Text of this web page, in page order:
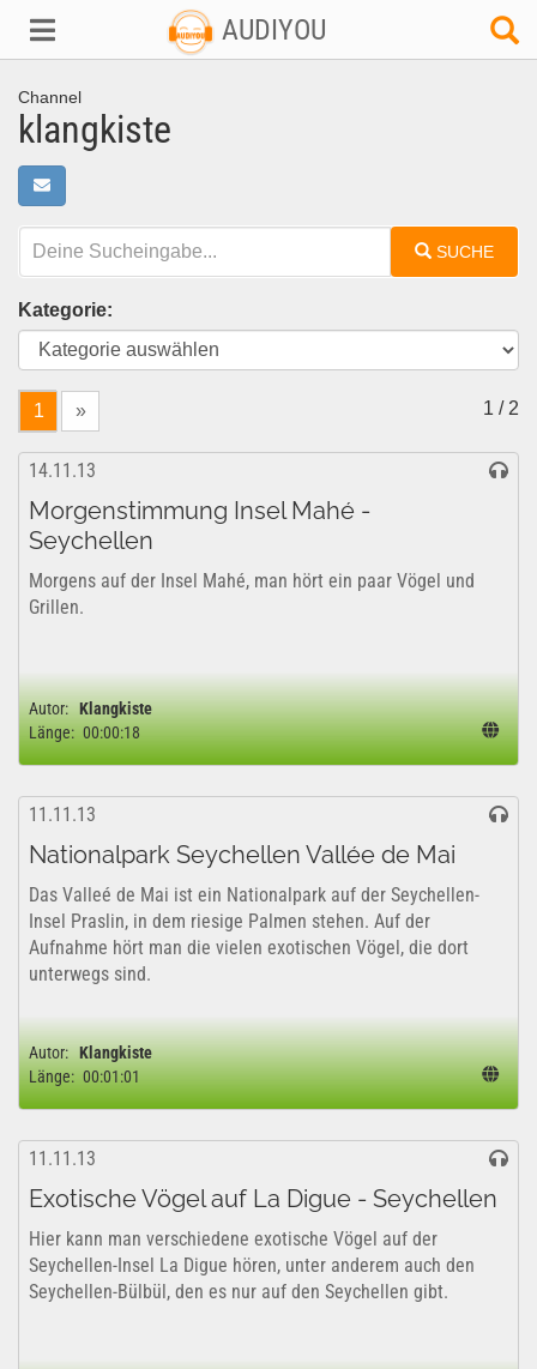
AUDIYOU
Channel
klangkiste
SUCHE
Kategorie:
1 » 1 / 2
14.11.13
Morgenstimmung Insel Mahé -
Seychellen
Morgens auf der Insel Mahé, man hört ein paar Vögel und
Grillen.
Autor: Klangkiste
Länge: 00:00:18
11.11.13
Nationalpark Seychellen Vallée de Mai
Das Valleé de Mai ist ein Nationalpark auf der Seychellen-
Insel Praslin, in dem riesige Palmen stehen. Auf der
Aufnahme hört man die vielen exotischen Vögel, die dort
unterwegs sind.
Autor: Klangkiste
Länge: 00:01:01
11.11.13
Exotische Vögel auf La Digue - Seychellen
Hier kann man verschiedene exotische Vögel auf der
Seychellen-Insel La Digue hören, unter anderem auch den
Seychellen-Bülbül, den es nur auf den Seychellen gibt.